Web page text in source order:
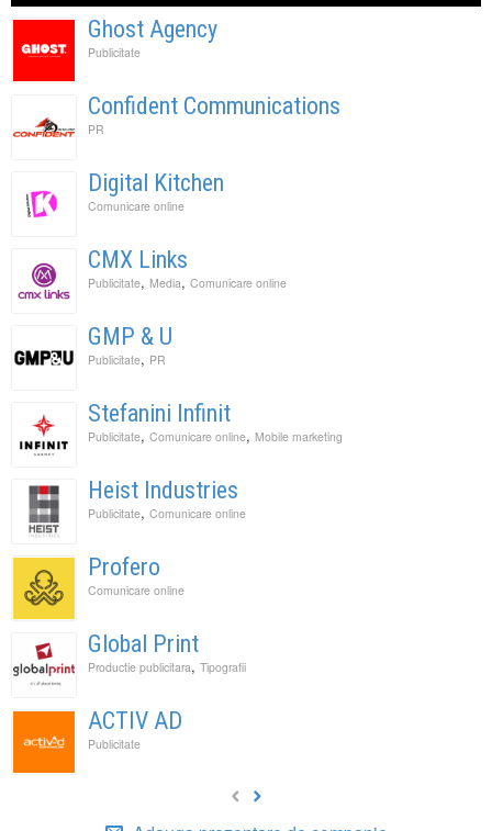
Ghost Agency
Publicitate
Confident Communications
PR
Digital Kitchen
Comunicare online
CMX Links
Publicitate, Media, Comunicare online
GMP & U
Publicitate, PR
Stefanini Infinit
Publicitate, Comunicare online, Mobile marketing
Heist Industries
Publicitate, Comunicare online
Profero
Comunicare online
Global Print
Productie publicitara, Tipografii
ACTIV AD
Publicitate